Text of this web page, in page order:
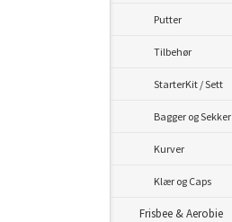
Putter
Tilbehør
StarterKit / Sett
Bagger og Sekker
Kurver
Klær og Caps
Frisbee & Aerobie